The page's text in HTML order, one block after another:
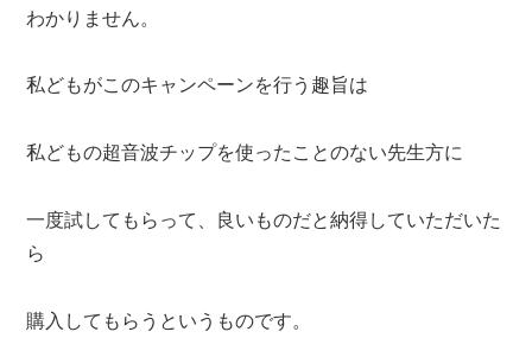
わかりません。
私どもがこのキャンペーンを行う趣旨は
私どもの超音波チップを使ったことのない先生方に
一度試してもらって、良いものだと納得していただいた
ら
購入してもらうというものです。